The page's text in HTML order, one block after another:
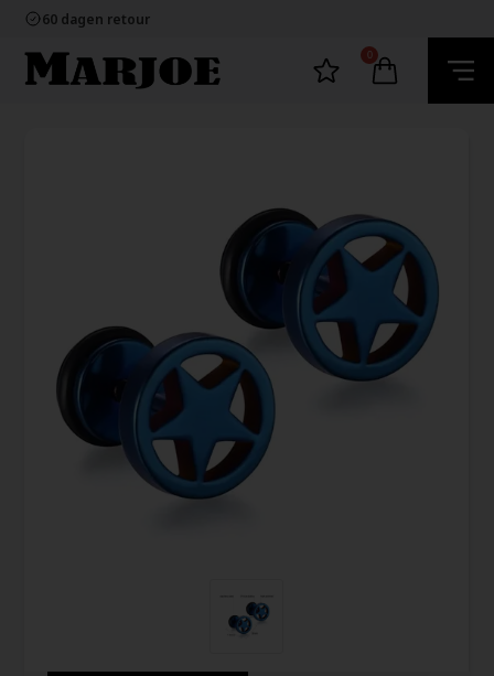
60 dagen retour
Ecommerce Europe
100% nikkelvrij sieraden
60 dagen retour
0